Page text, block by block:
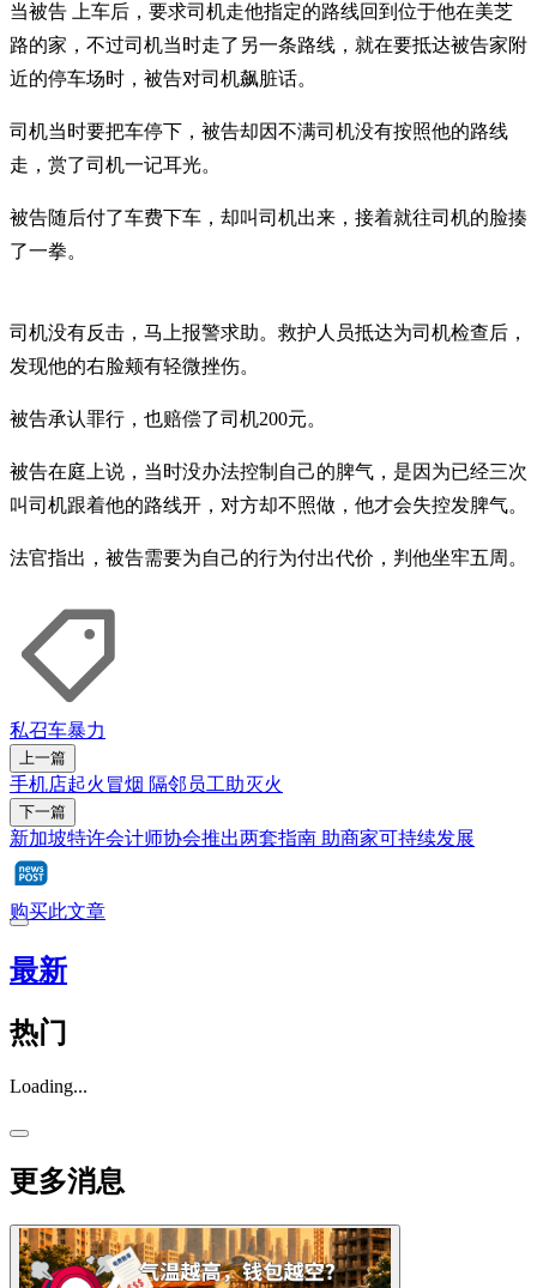
当被告 上车后，要求司机走他指定的路线回到位于他在美芝
路的家，不过司机当时走了另一条路线，就在要抵达被告家附
近的停车场时，被告对司机飙脏话。
司机当时要把车停下，被告却因不满司机没有按照他的路线
走，赏了司机一记耳光。
被告随后付了车费下车，却叫司机出来，接着就往司机的脸揍
了一拳。
司机没有反击，马上报警求助。救护人员抵达为司机检查后，
发现他的右脸颊有轻微挫伤。
被告承认罪行，也赔偿了司机200元。
被告在庭上说，当时没办法控制自己的脾气，是因为已经三次
叫司机跟着他的路线开，对方却不照做，他才会失控发脾气。
法官指出，被告需要为自己的行为付出代价，判他坐牢五周。
私召车暴力
上一篇
手机店起火冒烟 隔邻员工助灭火
下一篇
新加坡特许会计师协会推出两套指南 助商家可持续发展
购买此文章
最新
热门
Loading...
更多消息